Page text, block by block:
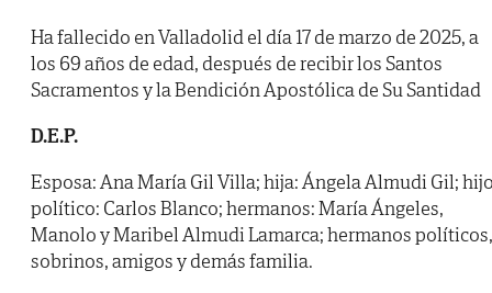
Ha fallecido en Valladolid el día 17 de marzo de 2025, a
los 69 años de edad, después de recibir los Santos
Sacramentos y la Bendición Apostólica de Su Santidad
D.E.P.
Esposa: Ana María Gil Villa; hija: Ángela Almudi Gil;
político: Carlos Blanco; hermanos: María Ángeles,
Manolo y Maribel Almudi Lamarca; hermanos políticos,
sobrinos, amigos y demás familia.